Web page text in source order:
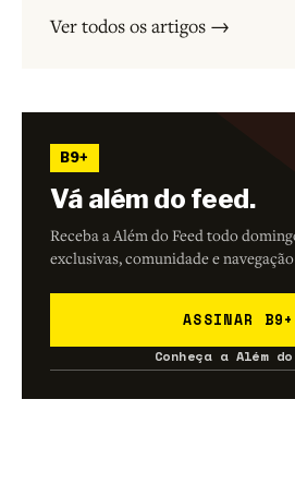
Ver todos os artigos →
B9+
Vá além do feed.
Receba a Além do Feed todo
exclusivas, comunidade e
ASSINAR B9+
Conheça a Além